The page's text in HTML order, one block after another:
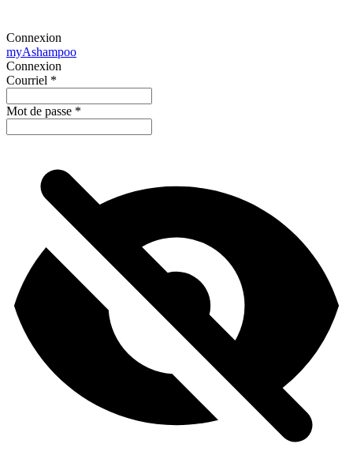
Connexion
myAshampoo
Connexion
Courriel *
Mot de passe *